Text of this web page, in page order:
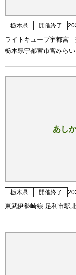
栃木県 開催終了
ライトキューブ宇都宮
栃木県宇都宮市宮みらい
あし
栃木県 開催終了
東武伊勢崎線 足利市駅